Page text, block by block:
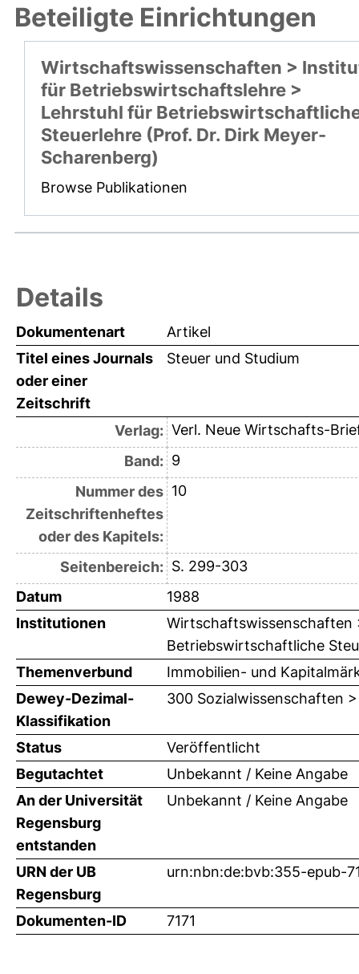
Beteiligte Einrichtungen
Wirtschaftswissenschaften >
für Betriebswirtschaftslehre >
Lehrstuhl für
Steuerlehre (Prof. Dr. Dirk Meyer-
Scharenberg)
Browse Publikationen
Details
Dokumentenart
Artikel
Titel eines Journals
oder einer
Zeitschrift
Steuer und Studium
Verlag: Verl. Neue Wirtschafts-
Band: 9
Nummer des
Zeitschriftenheftes
oder des Kapitels:
10
Seitenbereich: S. 299-303
Datum
1988
Institutionen
Betriebswirtschaftliche
Themenverbund
Immobilien- und
Dewey-Dezimal-
Klassifikation
300 Sozialwissenschaften
Status
Veröffentlicht
Begutachtet
Unbekannt / Keine Angabe
An der Universität
Regensburg
entstanden
Unbekannt / Keine Angabe
URN der UB
Regensburg
urn:nbn:de:bvb:355-epub-
Dokumenten-ID 7171